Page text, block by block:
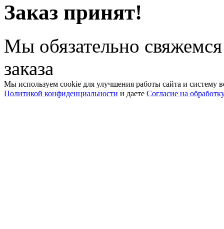
Заказ принят!
Мы обязательно
заказа
Мы используем cookie для улучшения работы сайта и систему
Политикой конфиденциальности и даете Согласие на